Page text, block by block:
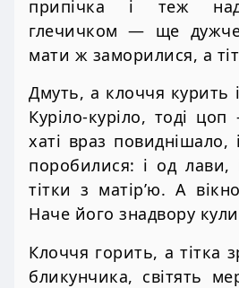
припічка і теж
глечичком — ще
мати ж заморилися, а
Дмуть, а клоччя курить
Куріло-куріло, тоді
хаті враз повиднішало,
поробилися: і од лави,
тітки з матір’ю. А
Наче його знадвору
Клоччя горить, а тітка
бликунчика, світять